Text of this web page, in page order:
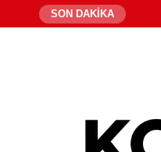
SON DAKİKA